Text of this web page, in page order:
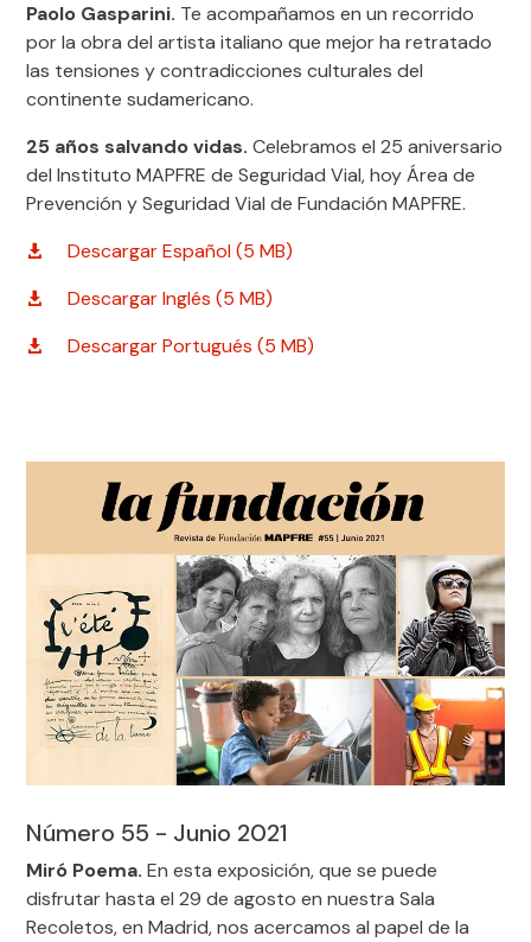
Paolo Gasparini. Te acompañamos en un recorrido
por la obra del artista italiano que mejor ha retratado
las tensiones y contradicciones culturales del
continente sudamericano.
25 años salvando vidas. Celebramos el 25 aniversario
del Instituto MAPFRE de Seguridad Vial, hoy Área de
Prevención y Seguridad Vial de Fundación MAPFRE.
Descargar Español (5 MB)
Descargar Inglés (5 MB)
Descargar Portugués (5 MB)
Número 55 - Junio 2021
Miró Poema. En esta exposición, que se puede
disfrutar hasta el 29 de agosto en nuestra Sala
Recoletos, en Madrid, nos acercamos al papel de la